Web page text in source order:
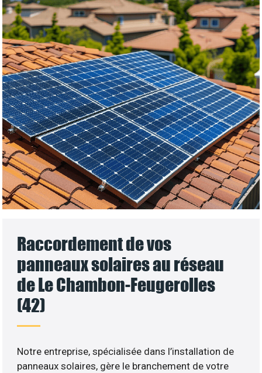
Raccordement de vos
panneaux solaires au réseau
de Le Chambon-Feugerolles
(42)
Notre entreprise, spécialisée dans l’installation de
panneaux solaires, gère le branchement de votre